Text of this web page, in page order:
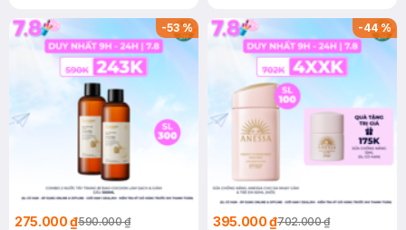
-53%
275.000 ₫590.000 ₫
-44%
395.000 ₫702.000 ₫